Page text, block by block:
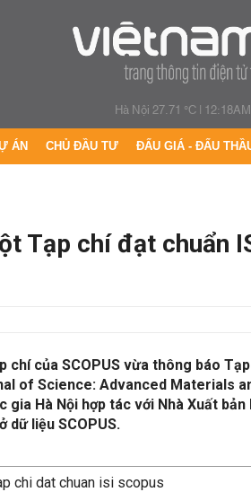
Hà Nội 27.71 °C|
ÁN CHỦ ĐẦU TƯ ĐẤU GIÁ - ĐẤU
Tạp chí đạt chuẩn
chí của SCOPUS vừa thông báo
of Science: Advanced Materials
gia Hà Nội hợp tác với Nhà Xuất
dữ liệu SCOPUS.